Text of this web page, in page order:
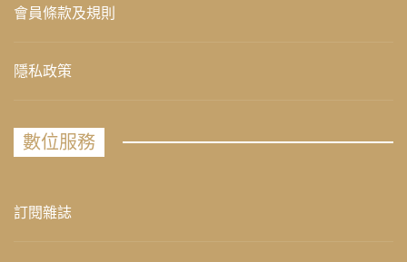
會員條款及規則
隱私政策
數位服務
訂閱雜誌